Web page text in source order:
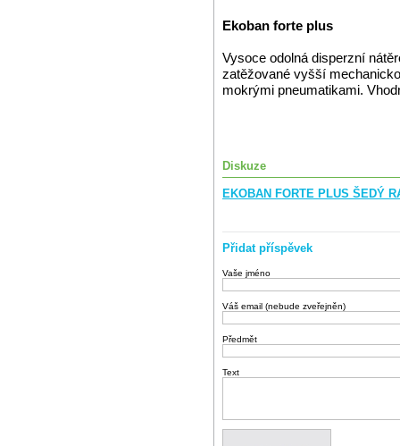
Ekoban forte plus
Vysoce odolná disperzní
zatěžované vyšší
mokrými pneumatikami.
Diskuze
EKOBAN FORTE PLUS ŠEDÝ
Přidat příspěvek
Vaše jméno
Váš email (nebude zveřejněn)
Předmět
Text